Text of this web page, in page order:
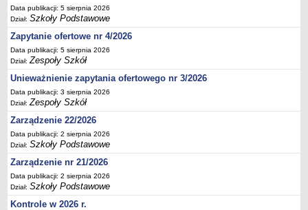
Ogłoszenie
Zarządzenia
Kontrole
Rejestry, ewidencje, archiwa
Sprawozdania
Deklaracja dostępności
PORADNIE PSYCHOLOGICZNO-PEDAGOGICZNE
Zespół Poradni
BIURO FINANSÓW OŚWIATY
Dane podstawowe
Statut
Majątek
Data publikacji: 5 sierpnia 2026
Dział:Szkoły Podstawowe
Zapytanie ofertowe nr 4/2026
Data publikacji: 5 sierpnia 2026
Dział:Zespoły Szkół
Unieważnienie zapytania ofertowego nr 3/2026
Data publikacji: 3 sierpnia 2026
Dział:Zespoły Szkół
Zarządzenie 22/2026
Data publikacji: 2 sierpnia 2026
Dział:Szkoły Podstawowe
Zarządzenie nr 21/2026
Data publikacji: 2 sierpnia 2026
Dział:Szkoły Podstawowe
Kontrole w 2026 r.